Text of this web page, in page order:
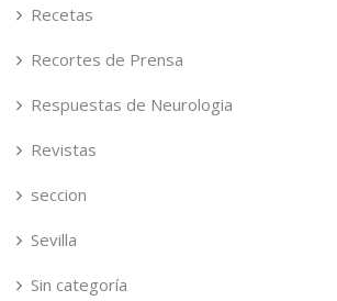
Recetas
Recortes de Prensa
Respuestas de Neurologia
Revistas
seccion
Sevilla
Sin categoría